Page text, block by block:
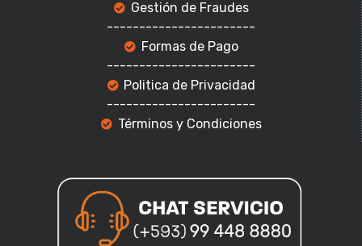
Gestión de Fraudes
-----------------------
Formas de Pago
-----------------------
Politica de Privacidad
-----------------------
Términos y Condiciones